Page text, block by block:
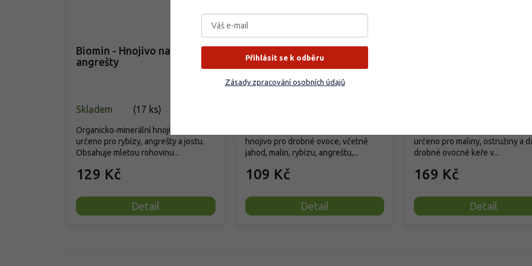
–23 %
Biomin - Hnojivo na rybízy a
angrešty
Skladem (17 ks)
129 Kč
Detail
Organicko‑minerální hnojivo Biomin je
určeno pro rybízy, angrešty a jostu.
Obsahuje mletou rohovinu...
–35 %
Agrobio Trumf pro drobné
ovoce
109 Kč
Detail
hnojivo pro drobné ovoce, včetně
jahod, malin, rybízu, angreštu,...
169 Kč
Detail
určeno pro maliny, ostružiny a
drobné ovocné keře v...
Přihlásit se k odběru
Zásady zpracování osobních údajů